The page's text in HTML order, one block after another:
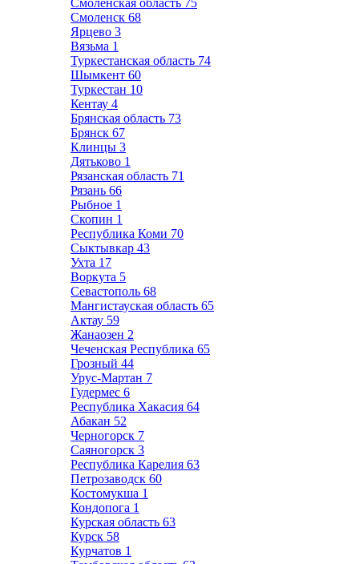
Смоленская область 75
Смоленск 68
Ярцево 3
Вязьма 1
Туркестанская область 74
Шымкент 60
Туркестан 10
Кентау 4
Брянская область 73
Брянск 67
Клинцы 3
Дятьково 1
Рязанская область 71
Рязань 66
Рыбное 1
Скопин 1
Республика Коми 70
Сыктывкар 43
Ухта 17
Воркута 5
Севастополь 68
Мангистауская область 65
Актау 59
Жанаозен 2
Чеченская Республика 65
Грозный 44
Урус-Мартан 7
Гудермес 6
Республика Хакасия 64
Абакан 52
Черногорск 7
Саяногорск 3
Республика Карелия 63
Петрозаводск 60
Костомукша 1
Кондопога 1
Курская область 63
Курск 58
Курчатов 1